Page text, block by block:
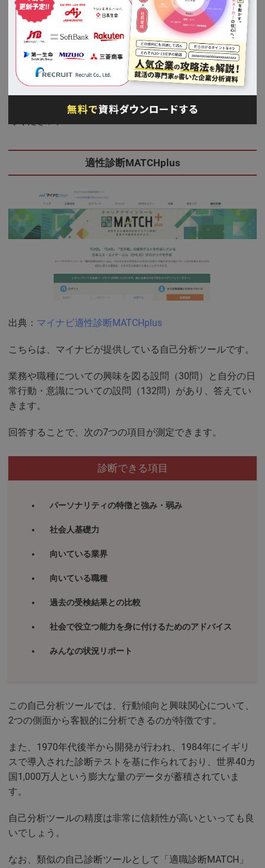
また、この診断ツールについて個人的に良いと思うのが
「このタイプの有名人」という項目です。
自身の診断結果が有名な芸能人や歴史上の偉人が一緒だっ
たりすると、「お、もしかして自分すごいのか
も、、！？」と、かなりテンションが上がります。
海外でも非常にポピュラーな診断ですので、ぜひ試してみ
適性診断MATCHplus
出典： マイナビ適性診断MATCHplus
こちらは、マイナビが提供している自己分析ツールです。
業務や職種についての興味を図る設問（30問）と自分の日
常行動・意識についての設問（132問）があり、答えてい
きます。
回答することで、次の7つの項目が測定できます。
診断できる項目
パーソナリティの特徴と強み・弱み
社会人基礎力
向いている業界
向いている職種
過去の受検結果との比較
社会で役立つ能力を身に付けるためのアドバイス
みんなの状況リポート
この自己分析ツールでは、行動傾向と興味関心について、
2つの側面から客観的に分析できるのが特徴です。
また、1970年代後半から開発が行われ、1984年にイギリ
スで導入された診断テストを基に作られており、世界40カ
国1,000万人という膨大な量のデータが蓄積されていま
す。
自己分析ツールの精度は非常に信頼性が高いといっても良
いでしょう。
なお、類似の自己診断ツールとして「適職診断MATCH」